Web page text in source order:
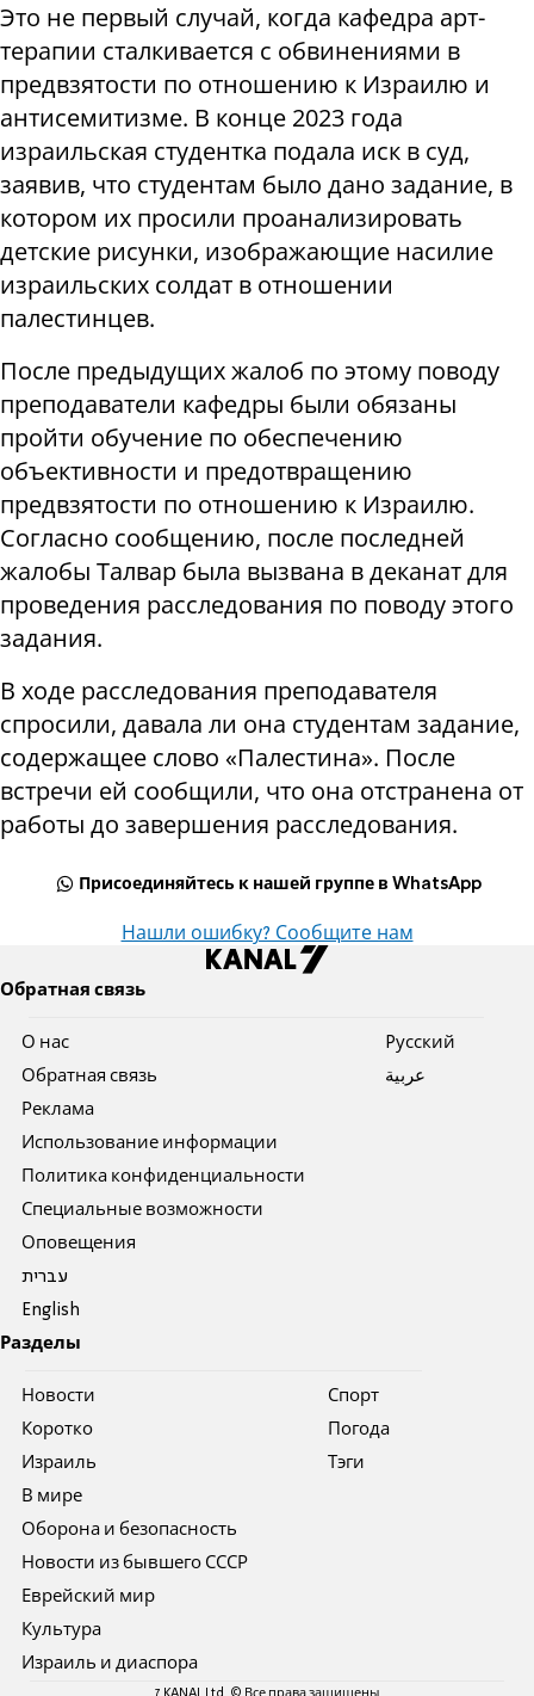
Это не первый случай, когда кафедра арт-
терапии сталкивается с обвинениями в
предвзятости по отношению к Израилю и
антисемитизме. В конце 2023 года
израильская студентка подала иск в суд,
заявив, что студентам было дано задание, в
котором их просили проанализировать
детские рисунки, изображающие насилие
израильских солдат в отношении
палестинцев.
После предыдущих жалоб по этому поводу
преподаватели кафедры были обязаны
пройти обучение по обеспечению
объективности и предотвращению
предвзятости по отношению к Израилю.
Согласно сообщению, после последней
жалобы Талвар была вызвана в деканат для
проведения расследования по поводу этого
задания.
В ходе расследования преподавателя
спросили, давала ли она студентам задание,
содержащее слово «Палестина». После
встречи ей сообщили, что она отстранена от
работы до завершения расследования.
Присоединяйтесь к нашей группе в WhatsApp
Нашли ошибку? Сообщите нам
Обратная связь
О нас
Обратная связь
Реклама
Использование информации
Политика конфиденциальности
Специальные возможности
Оповещения
עברית
English
Pусский
عربية
Разделы
Новости
Коротко
Израиль
В мире
Оборона и безопасность
Новости из бывшего СССР
Еврейский мир
Культура
Израиль и диаспора
Спорт
Погода
Тэги